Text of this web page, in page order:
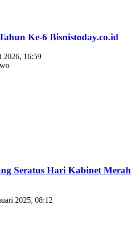
Ke-6 Bisnistoday.co.id
2026, 16:59
Seratus Hari Kabinet Merah
2025, 08:12